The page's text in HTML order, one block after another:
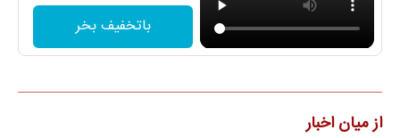
باتخفیف بخر
از میان اخبار